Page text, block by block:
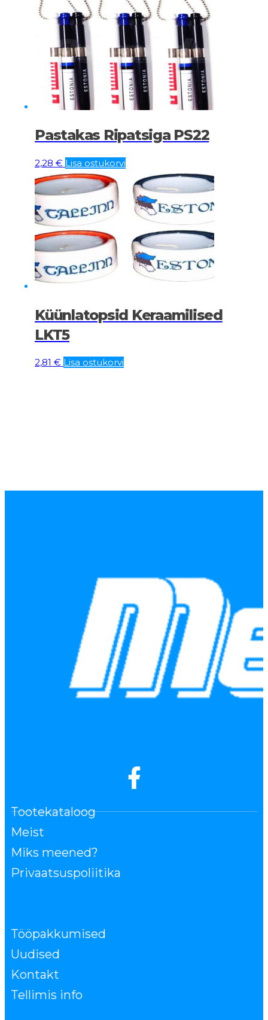
Pastakas Ripatsiga PS22
2,28 € Lisa ostukorvi
Küünlatopsid Keraamilised
LKT5
2,81 € Lisa ostukorvi
Tootekataloog
Meist
Miks meened?
Privaatsuspoliitika
Tööpakkumised
Uudised
Kontakt
Tellimis info